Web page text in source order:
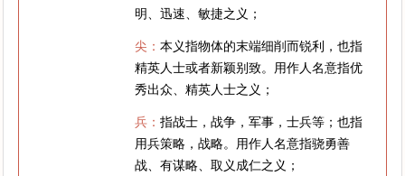
明、迅速、敏捷之义；
尖：本义指物体的末端细削而锐利，也指
精英人士或者新颖别致。用作人名意指优
秀出众、精英人士之义；
兵：指战士，战争，军事，士兵等；也指
用兵策略，战略。用作人名意指骁勇善
战、有谋略、取义成仁之义；